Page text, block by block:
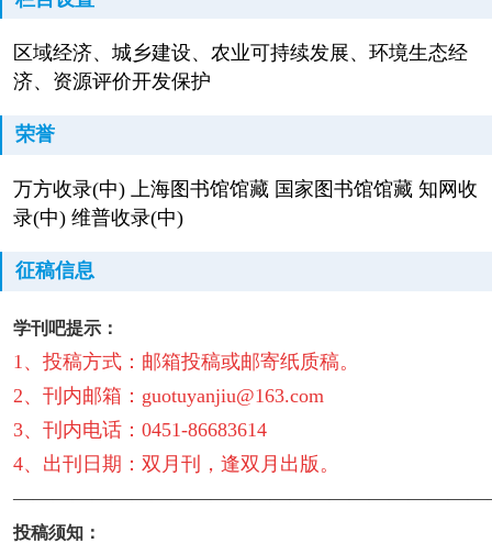
区域经济、城乡建设、农业可持续发展、环境生态经
济、资源评价开发保护
荣誉
万方收录(中) 上海图书馆馆藏 国家图书馆馆藏 知网收
录(中) 维普收录(中)
征稿信息
学刊吧提示：
1、投稿方式：邮箱投稿或邮寄纸质稿。
2、刊内邮箱：guotuyanjiu@163.com
3、刊内电话：0451-86683614
4、出刊日期：双月刊，逢双月出版。
投稿须知：